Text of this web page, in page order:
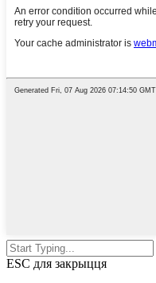
ESC для закрыцця